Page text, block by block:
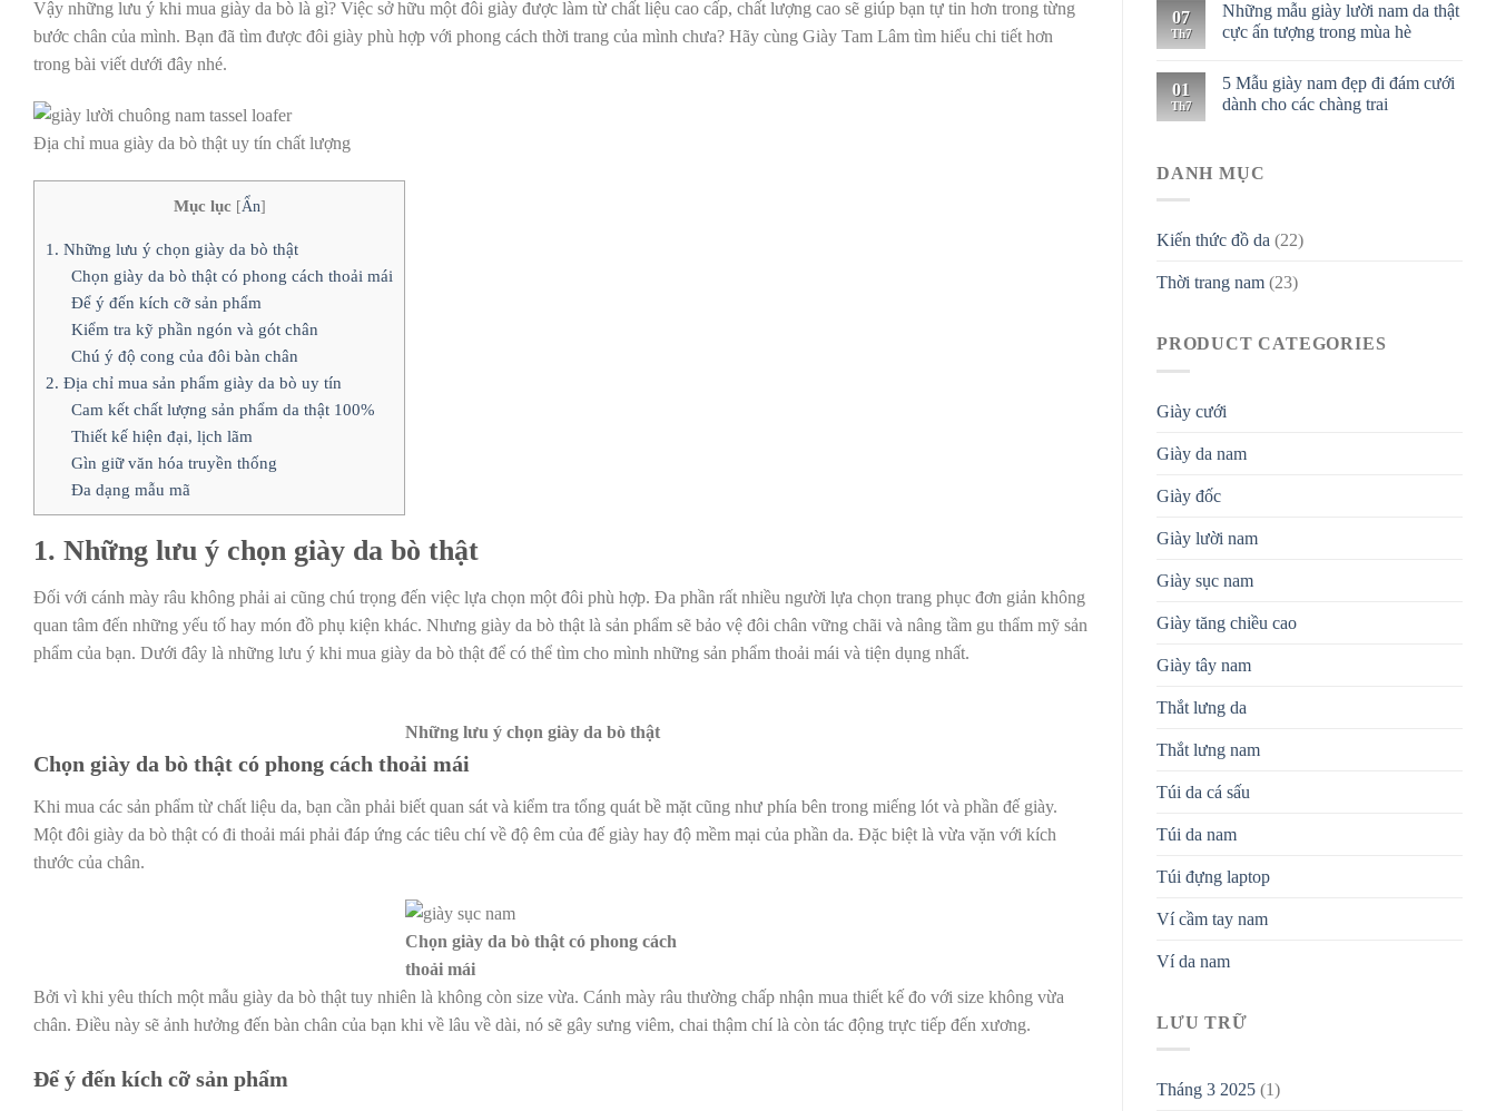
Vậy những lưu ý khi mua giày da bò là gì? Việc sở hữu một đôi giày được làm từ chất liệu cao cấp, chất lượng cao sẽ giúp bạn tự tin hơn trong từng
bước chân của mình. Bạn đã tìm được đôi giày phù hợp với phong cách thời trang của mình chưa? Hãy cùng Giày Tam Lâm tìm hiểu chi tiết hơn
trong bài viết dưới đây nhé.
Địa chỉ mua giày da bò thật uy tín chất lượng
Mục lục [Ẩn]
1. Những lưu ý chọn giày da bò thật
Chọn giày da bò thật có phong cách thoải mái
Để ý đến kích cỡ sản phẩm
Kiểm tra kỹ phần ngón và gót chân
Chú ý độ cong của đôi bàn chân
2. Địa chỉ mua sản phẩm giày da bò uy tín
Cam kết chất lượng sản phẩm da thật 100%
Thiết kế hiện đại, lịch lãm
Gìn giữ văn hóa truyền thống
Đa dạng mẫu mã
1. Những lưu ý chọn giày da bò thật
Đối với cánh mày râu không phải ai cũng chú trọng đến việc lựa chọn một đôi phù hợp. Đa phần rất nhiều người lựa chọn trang phục đơn giản không
quan tâm đến những yếu tố hay món đồ phụ kiện khác. Nhưng giày da bò thật là sản phẩm sẽ bảo vệ đôi chân vững chãi và nâng tầm gu thẩm mỹ sản
phẩm của bạn. Dưới đây là những lưu ý khi mua giày da bò thật để có thể tìm cho mình những sản phẩm thoải mái và tiện dụng nhất.
Những lưu ý chọn giày da bò thật
Chọn giày da bò thật có phong cách thoải mái
Khi mua các sản phẩm từ chất liệu da, bạn cần phải biết quan sát và kiểm tra tổng quát bề mặt cũng như phía bên trong miếng lót và phần đế giày.
Một đôi giày da bò thật có đi thoải mái phải đáp ứng các tiêu chí về độ êm của đế giày hay độ mềm mại của phần da. Đặc biệt là vừa vặn với kích
thước của chân.
Chọn giày da bò thật có phong cách
thoải mái
Bởi vì khi yêu thích một mẫu giày da bò thật tuy nhiên là không còn size vừa. Cánh mày râu thường chấp nhận mua thiết kế đo với size không vừa
chân. Điều này sẽ ảnh hưởng đến bàn chân của bạn khi về lâu về dài, nó sẽ gây sưng viêm, chai thậm chí là còn tác động trực tiếp đến xương.
Để ý đến kích cỡ sản phẩm
07
Th7
Những mẫu giày lười nam da thật
cực ấn tượng trong mùa hè
01
Th7
5 Mẫu giày nam đẹp đi đám cưới
dành cho các chàng trai
DANH MỤC
Kiến thức đồ da (22)
Thời trang nam (23)
PRODUCT CATEGORIES
Giày cưới
Giày da nam
Giày đốc
Giày lười nam
Giày sục nam
Giày tăng chiều cao
Giày tây nam
Thắt lưng da
Thắt lưng nam
Túi da cá sấu
Túi da nam
Túi đựng laptop
Ví cầm tay nam
Ví da nam
LƯU TRỮ
Tháng 3 2025 (1)